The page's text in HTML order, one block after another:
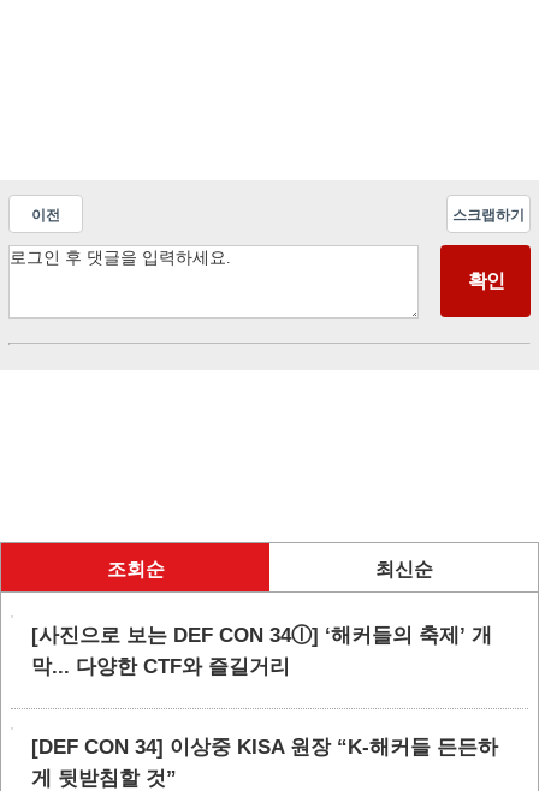
이전 스크랩하기
조회순 최신순
[사진으로 보는 DEF CON 34ⓛ] ‘해커들의 축제’ 개
막... 다양한 CTF와 즐길거리
[DEF CON 34] 이상중 KISA 원장 “K-해커들 든든하
게 뒷받침할 것”